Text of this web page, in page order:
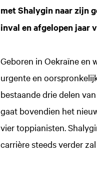
met Shalygin naar zijn
inval en afgelopen jaar
Geboren in Oekraïne en
urgente en
bestaande drie delen
gaat bovendien het
vier toppianisten.
carrière steeds verder